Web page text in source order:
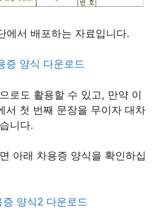
에서 배포하는 자료입니다.
증 양식 다운로드
로도 활용할 수 있고, 만약 이
서 첫 번째 문장을 무이자 대차
니다.
아래 차용증 양식을 확인하십
양식2 다운로드